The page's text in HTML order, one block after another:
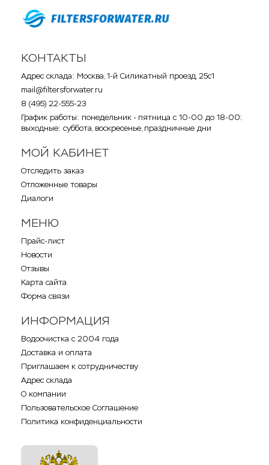
КОНТАКТЫ
Адрес склада: Москва, 1-й Силикатный проезд, 25с1
mail@filtersforwater.ru
8 (495) 22-555-23
График работы: понедельник - пятница с 10-00 до 18-00;
выходные: суббота, воскресенье, праздничные дни
МОЙ КАБИНЕТ
Отследить заказ
Отложенные товары
Диалоги
МЕНЮ
Прайс-лист
Новости
Отзывы
Карта сайта
Форма связи
ИНФОРМАЦИЯ
Водоочистка с 2004 года
Доставка и оплата
Приглашаем к сотрудничеству
Адрес склада
О компании
Пользовательское Соглашение
Политика конфиденциальности